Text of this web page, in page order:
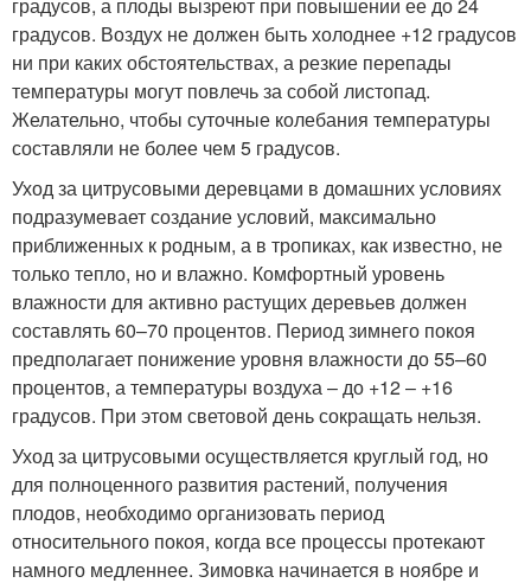
градусов. Воздух не должен быть холоднее +12 градусов
ни при каких обстоятельствах, а резкие перепады
температуры могут повлечь за собой листопад.
Желательно, чтобы суточные колебания температуры
составляли не более чем 5 градусов.
Уход за цитрусовыми деревцами в домашних условиях
подразумевает создание условий, максимально
приближенных к родным, а в тропиках, как известно, не
только тепло, но и влажно. Комфортный уровень
влажности для активно растущих деревьев должен
составлять 60–70 процентов. Период зимнего покоя
предполагает понижение уровня влажности до 55–60
процентов, а температуры воздуха – до +12 – +16
градусов. При этом световой день сокращать нельзя.
Уход за цитрусовыми осуществляется круглый год, но
для полноценного развития растений, получения
плодов, необходимо организовать период
относительного покоя, когда все процессы протекают
намного медленнее. Зимовка начинается в ноябре и